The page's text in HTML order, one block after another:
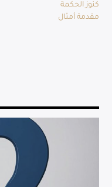
كنوز الحكمة
مقدمة أمثال